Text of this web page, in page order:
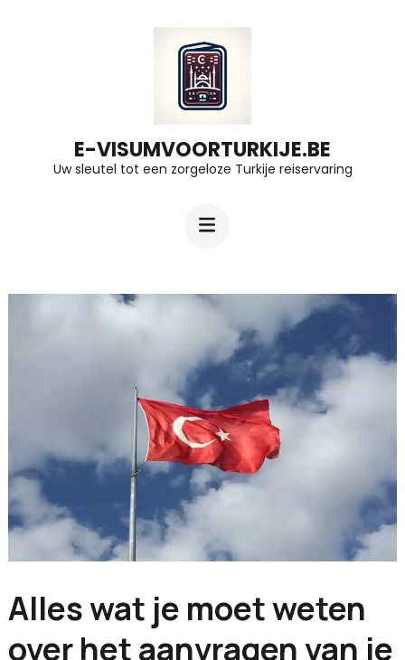
E-VISUMVOORTURKIJE.BE
Uw sleutel tot een zorgeloze Turkije reiservaring
Alles wat je moet weten
over het aanvragen van je